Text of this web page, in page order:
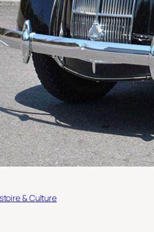
& Culture